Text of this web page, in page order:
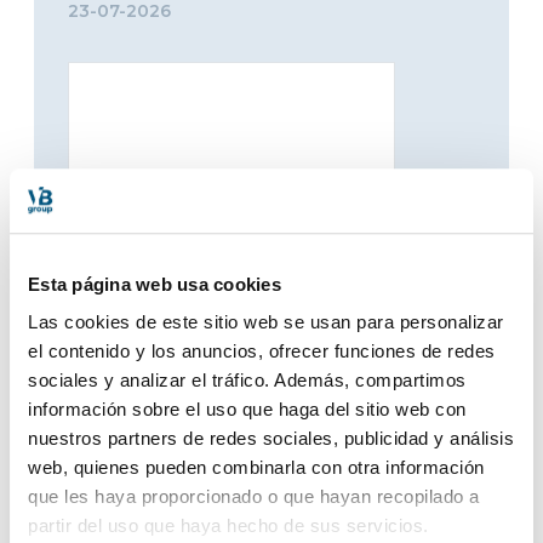
Esta página web usa cookies
Las cookies de este sitio web se usan para personalizar
el contenido y los anuncios, ofrecer funciones de redes
sociales y analizar el tráfico. Además, compartimos
información sobre el uso que haga del sitio web con
nuestros partners de redes sociales, publicidad y análisis
web, quienes pueden combinarla con otra información
que les haya proporcionado o que hayan recopilado a
partir del uso que haya hecho de sus servicios.
23-07-2026
¿Todavía no conoces Santiago
de Compostela? Prepara tu
viaje hoy mismo
16-07-2026